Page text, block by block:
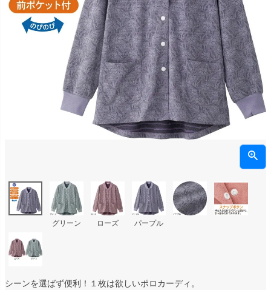
グリーン ローズ パープル
シーンを選ばず便利！１枚は欲しいポロカーディ。